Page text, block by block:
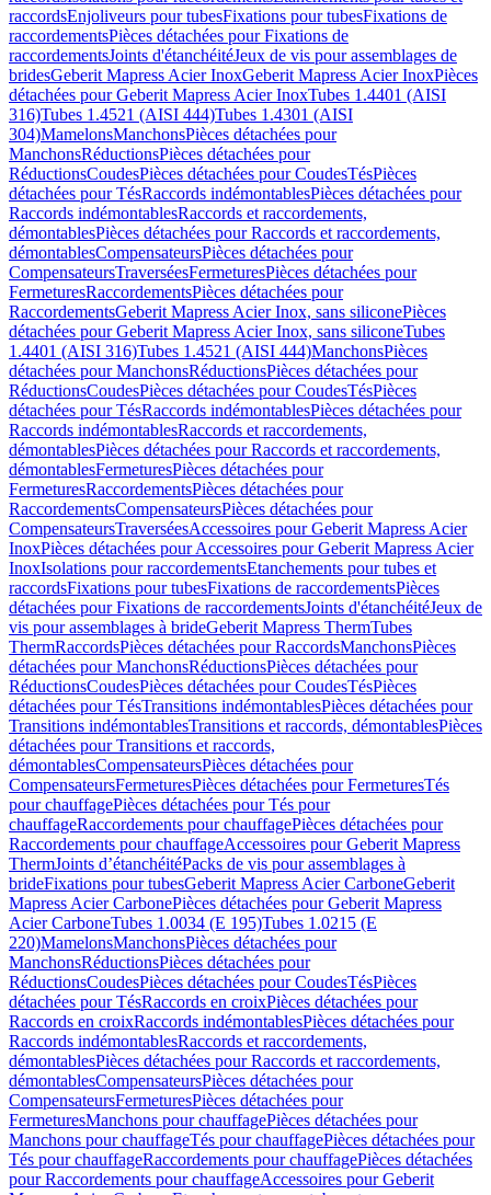
raccordsEnjoliveurs pour tubesFixations pour tubesFixations de
raccordementsPièces détachées pour Fixations de
raccordementsJoints d'étanchéitéJeux de vis pour assemblages de
bridesGeberit Mapress Acier InoxGeberit Mapress Acier InoxPièces
détachées pour Geberit Mapress Acier InoxTubes 1.4401 (AISI
316)Tubes 1.4521 (AISI 444)Tubes 1.4301 (AISI
304)MamelonsManchonsPièces détachées pour
ManchonsRéductionsPièces détachées pour
RéductionsCoudesPièces détachées pour CoudesTésPièces
détachées pour TésRaccords indémontablesPièces détachées pour
Raccords indémontablesRaccords et raccordements,
démontablesPièces détachées pour Raccords et raccordements,
démontablesCompensateursPièces détachées pour
CompensateursTraverséesFermeturesPièces détachées pour
FermeturesRaccordementsPièces détachées pour
RaccordementsGeberit Mapress Acier Inox, sans siliconePièces
détachées pour Geberit Mapress Acier Inox, sans siliconeTubes
1.4401 (AISI 316)Tubes 1.4521 (AISI 444)ManchonsPièces
détachées pour ManchonsRéductionsPièces détachées pour
RéductionsCoudesPièces détachées pour CoudesTésPièces
détachées pour TésRaccords indémontablesPièces détachées pour
Raccords indémontablesRaccords et raccordements,
démontablesPièces détachées pour Raccords et raccordements,
démontablesFermeturesPièces détachées pour
FermeturesRaccordementsPièces détachées pour
RaccordementsCompensateursPièces détachées pour
CompensateursTraverséesAccessoires pour Geberit Mapress Acier
InoxPièces détachées pour Accessoires pour Geberit Mapress Acier
InoxIsolations pour raccordementsEtanchements pour tubes et
raccordsFixations pour tubesFixations de raccordementsPièces
détachées pour Fixations de raccordementsJoints d'étanchéitéJeux de
vis pour assemblages à brideGeberit Mapress ThermTubes
ThermRaccordsPièces détachées pour RaccordsManchonsPièces
détachées pour ManchonsRéductionsPièces détachées pour
RéductionsCoudesPièces détachées pour CoudesTésPièces
détachées pour TésTransitions indémontablesPièces détachées pour
Transitions indémontablesTransitions et raccords, démontablesPièces
détachées pour Transitions et raccords,
démontablesCompensateursPièces détachées pour
CompensateursFermeturesPièces détachées pour FermeturesTés
pour chauffagePièces détachées pour Tés pour
chauffageRaccordements pour chauffagePièces détachées pour
Raccordements pour chauffageAccessoires pour Geberit Mapress
ThermJoints d’étanchéitéPacks de vis pour assemblages à
brideFixations pour tubesGeberit Mapress Acier CarboneGeberit
Mapress Acier CarbonePièces détachées pour Geberit Mapress
Acier CarboneTubes 1.0034 (E 195)Tubes 1.0215 (E
220)MamelonsManchonsPièces détachées pour
ManchonsRéductionsPièces détachées pour
RéductionsCoudesPièces détachées pour CoudesTésPièces
détachées pour TésRaccords en croixPièces détachées pour
Raccords en croixRaccords indémontablesPièces détachées pour
Raccords indémontablesRaccords et raccordements,
démontablesPièces détachées pour Raccords et raccordements,
démontablesCompensateursPièces détachées pour
CompensateursFermeturesPièces détachées pour
FermeturesManchons pour chauffagePièces détachées pour
Manchons pour chauffageTés pour chauffagePièces détachées pour
Tés pour chauffageRaccordements pour chauffagePièces détachées
pour Raccordements pour chauffageAccessoires pour Geberit